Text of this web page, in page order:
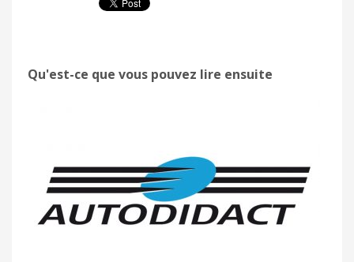
Qu'est-ce que vous pouvez lire ensuite